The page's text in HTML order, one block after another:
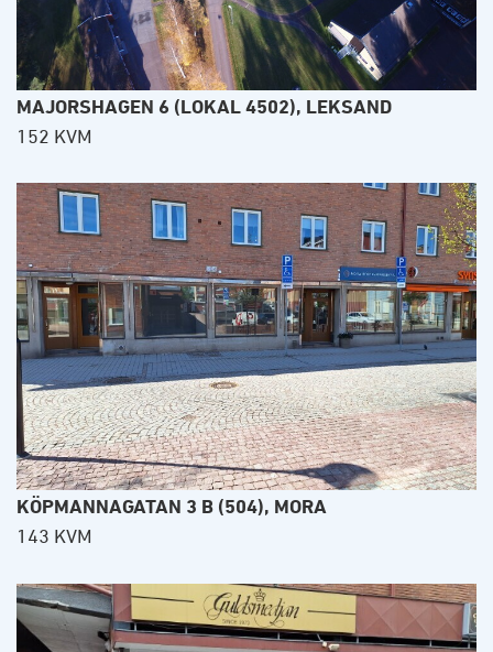
MAJORSHAGEN 6 (LOKAL 4502), LEKSAND
152 KVM
KÖPMANNAGATAN 3 B (504), MORA
143 KVM